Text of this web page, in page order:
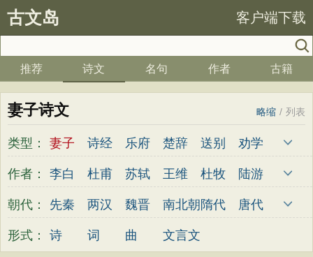
古文岛 客户端下载
推荐 诗文 名句 作者 古籍
妻子诗文 列表
/
略缩
类型： 妻子 诗经 乐府 楚辞 送别
劝学
边塞
儿童 春天 夏天 秋天
冬天
咏史
散文 闺怨 抒情
作者： 李白 杜甫 苏轼 王维 杜牧
陆游
李煜
元稹 韩愈 岑参 齐己
贾岛
皎然
许浑 罗隐 贯休 韦庄
屈原
朝代： 先秦 两汉 魏晋 南北朝 隋代
唐代
五代
宋代 金朝 元代
形式： 诗 词 曲 文言文